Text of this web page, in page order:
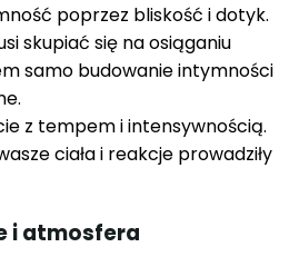
poprzez bliskość i dotyk.
skupiać się na osiąganiu
samo budowanie intymności
z tempem i intensywnością.
ciała i reakcje prowadziły
i atmosfera